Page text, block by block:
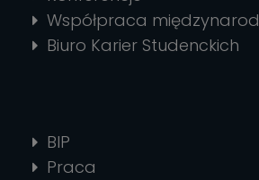
Współpraca
Biuro Karier Studenckich
BIP
Praca